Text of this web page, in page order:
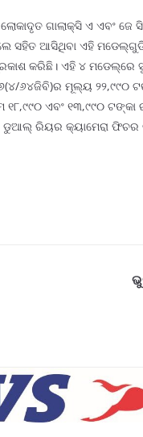
ଗାଲାକ୍ସି ଏ ଏବଂ
ସହିତ ଆସିଥିବା ଏହି
କରିଛି। ଏହି ୪
୬୪ଜିବି)ର ମୂଲ୍ୟ ୨୨,୯୯୦
୧୮,୯୯୦ ଏବଂ ୧୩,୯୯୦
ରିୟର କ୍ୟାମେରା ଫିଚର